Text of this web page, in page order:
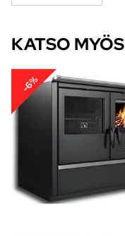
KATSO MYÖS
-6%